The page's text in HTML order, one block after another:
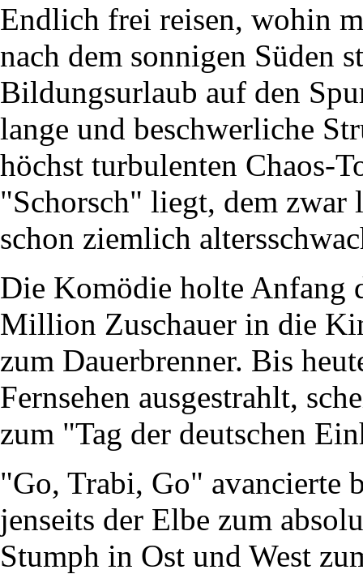
Endlich frei reisen, wohin
nach dem sonnigen Süden
Bildungsurlaub auf den
lange und beschwerliche
höchst turbulenten Chaos-
"Schorsch" liegt, dem zwar
schon ziemlich
Die Komödie holte Anfang
Million Zuschauer in die
zum Dauerbrenner. Bis
Fernsehen ausgestrahlt,
zum "Tag der deutschen
"Go, Trabi, Go" avancierte
jenseits der Elbe zum
Stumph in Ost und West